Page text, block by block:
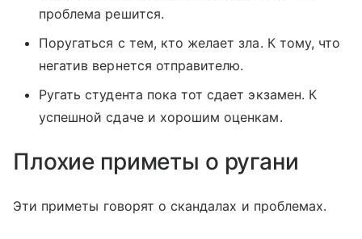
проблема решится.
Поругаться с тем, кто желает зла. К тому, что
негатив вернется отправителю.
Ругать студента пока тот сдает экзамен. К
успешной сдаче и хорошим оценкам.
Плохие приметы о ругани
Эти приметы говорят о скандалах и проблемах.